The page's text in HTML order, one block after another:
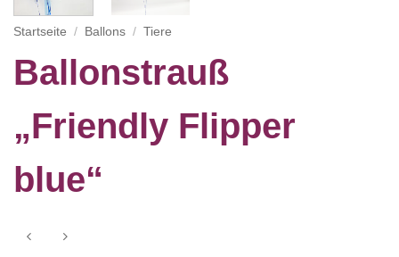
Startseite / Ballons / Tiere
Ballonstrauß
„Friendly Flipper
blue“